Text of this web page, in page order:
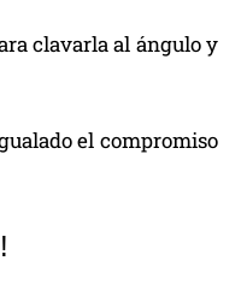
clavarla al ángulo y
el compromiso